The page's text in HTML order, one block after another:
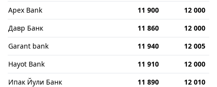
Apex Bank
11 900
12 000
Давр Банк
11 860
12 000
Garant bank
11 940
12 005
Hayot Bank
11 910
12 000
Ипак Йули Банк
11 890
12 010